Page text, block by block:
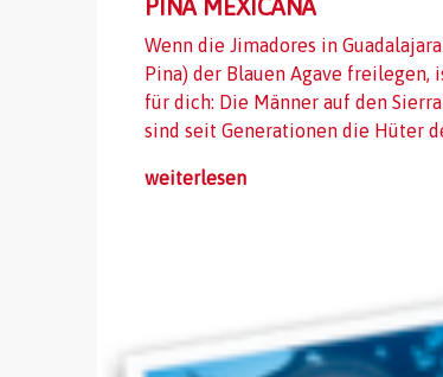
PINA MEXICANA
Wenn die Jimadores in
Pina) der Blauen Agave freilegen,
für dich: Die Männer auf den
sind seit Generationen die Hüter
weiterlesen